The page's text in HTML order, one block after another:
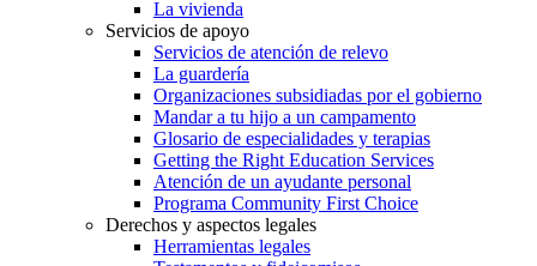
La vivienda
Servicios de apoyo
Servicios de atención de relevo
La guardería
Organizaciones subsidiadas por el gobierno
Mandar a tu hijo a un campamento
Glosario de especialidades y terapias
Getting the Right Education Services
Atención de un ayudante personal
Programa Community First Choice
Derechos y aspectos legales
Herramientas legales